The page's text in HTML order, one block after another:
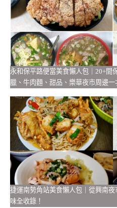
永和保平路便當美食懶人包｜20+間
臘、牛肉麵、甜品、樂華夜市周邊一
捷運南勢角站美食懶人包｜從興南
味全收錄！